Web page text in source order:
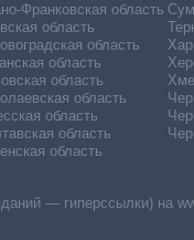
Франковская область
область
область
область
область
область
область
область
область
— гиперссылки) на